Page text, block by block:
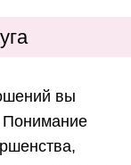
вы
Понимание